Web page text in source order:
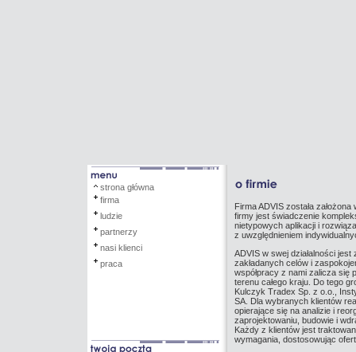
strona główna
firma
ludzie
partnerzy
nasi klienci
praca
Firma ADVIS została
firmy jest świadczenie
nietypowych aplikacji i
z uwzględnieniem
ADVIS w swej działalności
zakładanych celów i
współpracy z nami zalicza się
terenu całego kraju. Do tego
Kulczyk Tradex Sp. z o.o.,
SA. Dla wybranych klientów
opierające się na analizie i
zaprojektowaniu, budowie i
Każdy z klientów jest
wymagania, dostosowując